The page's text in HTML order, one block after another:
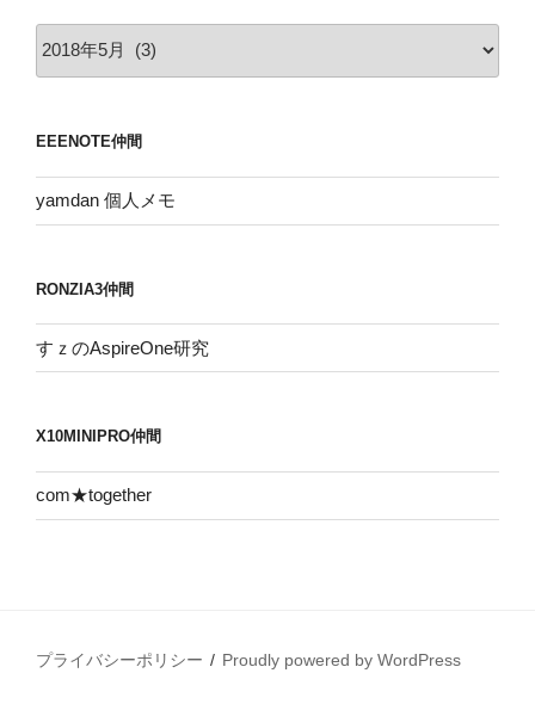
ブ
EEENOTE仲間
yamdan 個人メモ
RONZIA3仲間
すｚのAspireOne研究
X10MINIPRO仲間
com★together
プライバシーポリシー Proudly powered by WordPress